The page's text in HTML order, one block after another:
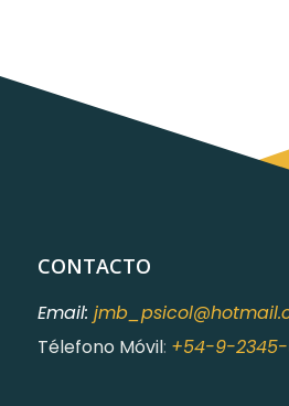
CONTACTO
Email:
Télefono Móvil: +54-9-